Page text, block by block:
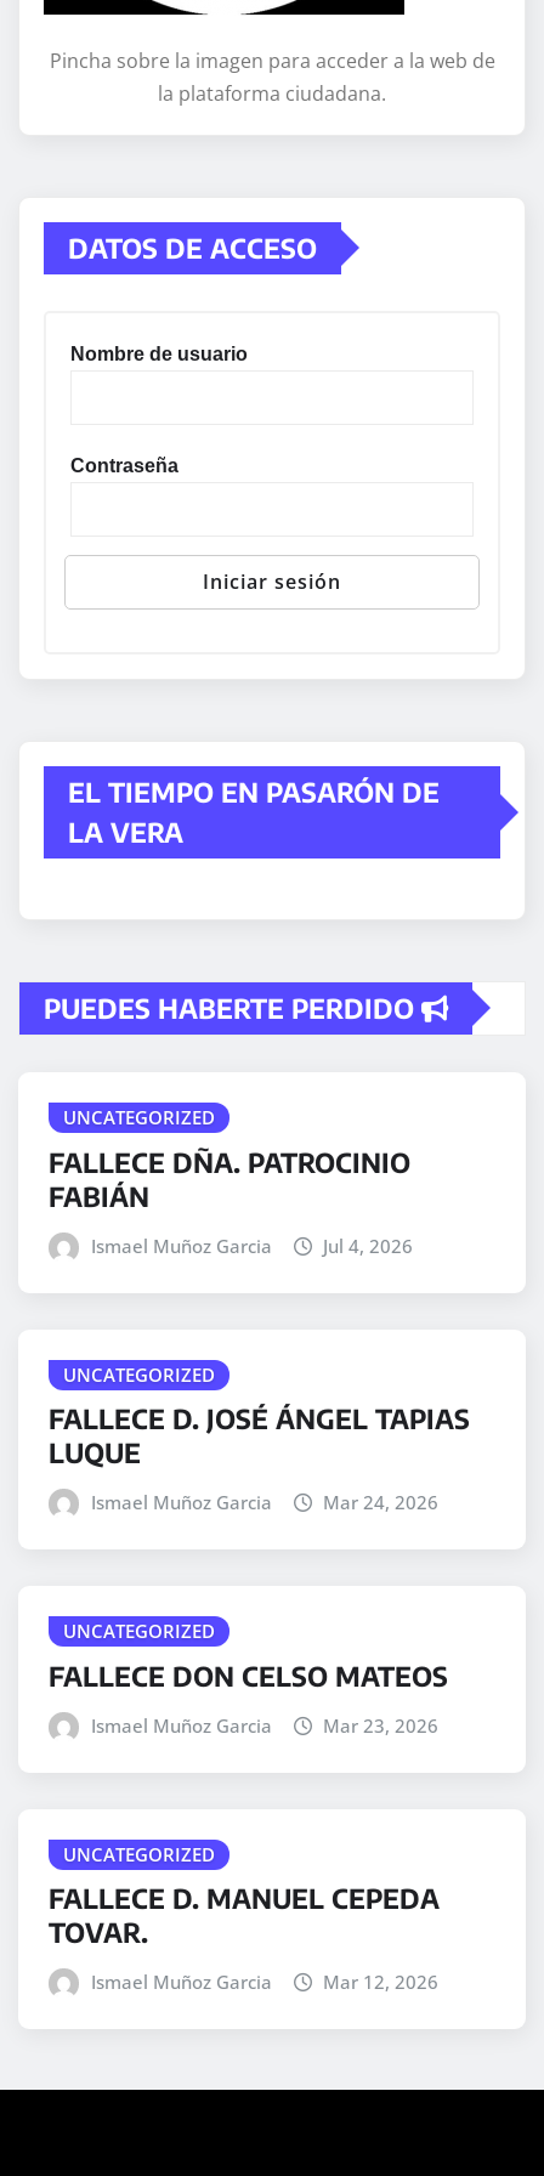
Pincha sobre la imagen para acceder a la web de
la plataforma ciudadana.
DATOS DE ACCESO
Nombre de usuario
Contraseña
EL TIEMPO EN PASARÓN DE
LA VERA
PUEDES HABERTE PERDIDO
UNCATEGORIZED
FALLECE DÑA. PATROCINIO
FABIÁN
Ismael Muñoz Garcia Jul 4, 2026
UNCATEGORIZED
FALLECE D. JOSÉ ÁNGEL TAPIAS
LUQUE
Ismael Muñoz Garcia Mar 24, 2026
UNCATEGORIZED
FALLECE DON CELSO MATEOS
Ismael Muñoz Garcia Mar 23, 2026
UNCATEGORIZED
FALLECE D. MANUEL CEPEDA
TOVAR.
Ismael Muñoz Garcia Mar 12, 2026